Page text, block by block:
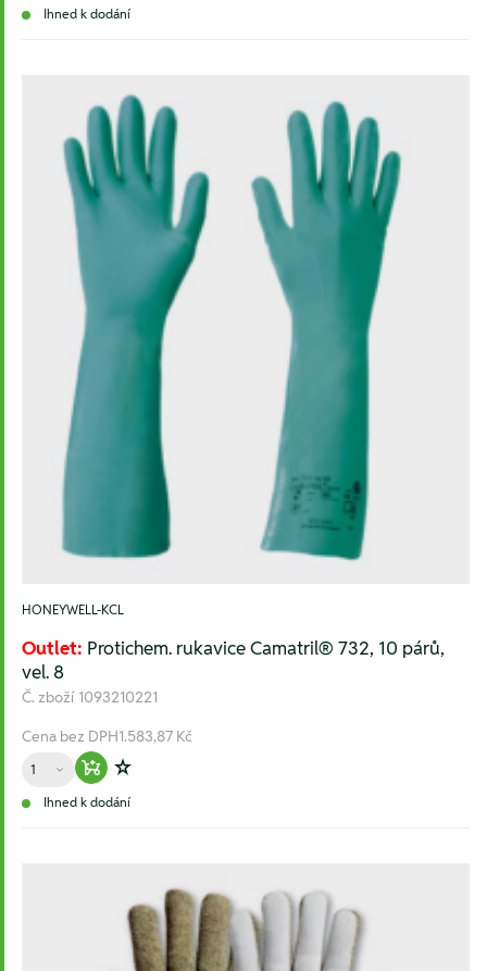
Ihned k dodání
HONEYWELL-KCL
Outlet: Protichem. rukavice Camatril® 732, 10 párů,
vel. 8
Č. zboží 1093210221
Cena bez DPH1.583,87 Kč
Množství
Warenkorb hinzufügen
Zur Wunschliste hinzufügen
Ihned k dodání